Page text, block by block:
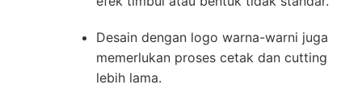
Desain dengan logo warna-warni juga
memerlukan proses cetak dan cutting
lebih lama.